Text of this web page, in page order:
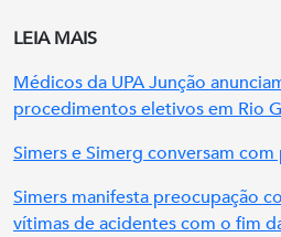
LEIA MAIS
Médicos da UPA Junção
procedimentos eletivos em Rio
Simers e Simerg conversam
Simers manifesta preocupação
vítimas de acidentes com o fim